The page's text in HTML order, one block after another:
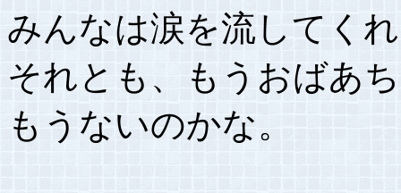
みんなは涙を流してく
それとも、もうおばあ
もうないのかな。